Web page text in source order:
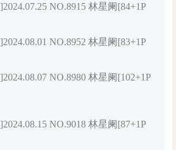
NO.8915 林星阑[84+1P
NO.8952 林星阑[83+1P
NO.8980 林星阑[102+1P
NO.9018 林星阑[87+1P